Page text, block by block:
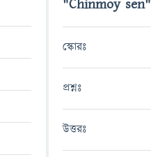
"Chinmoy sen"
স্কোরঃ
প্রশ্নঃ
উত্তরঃ